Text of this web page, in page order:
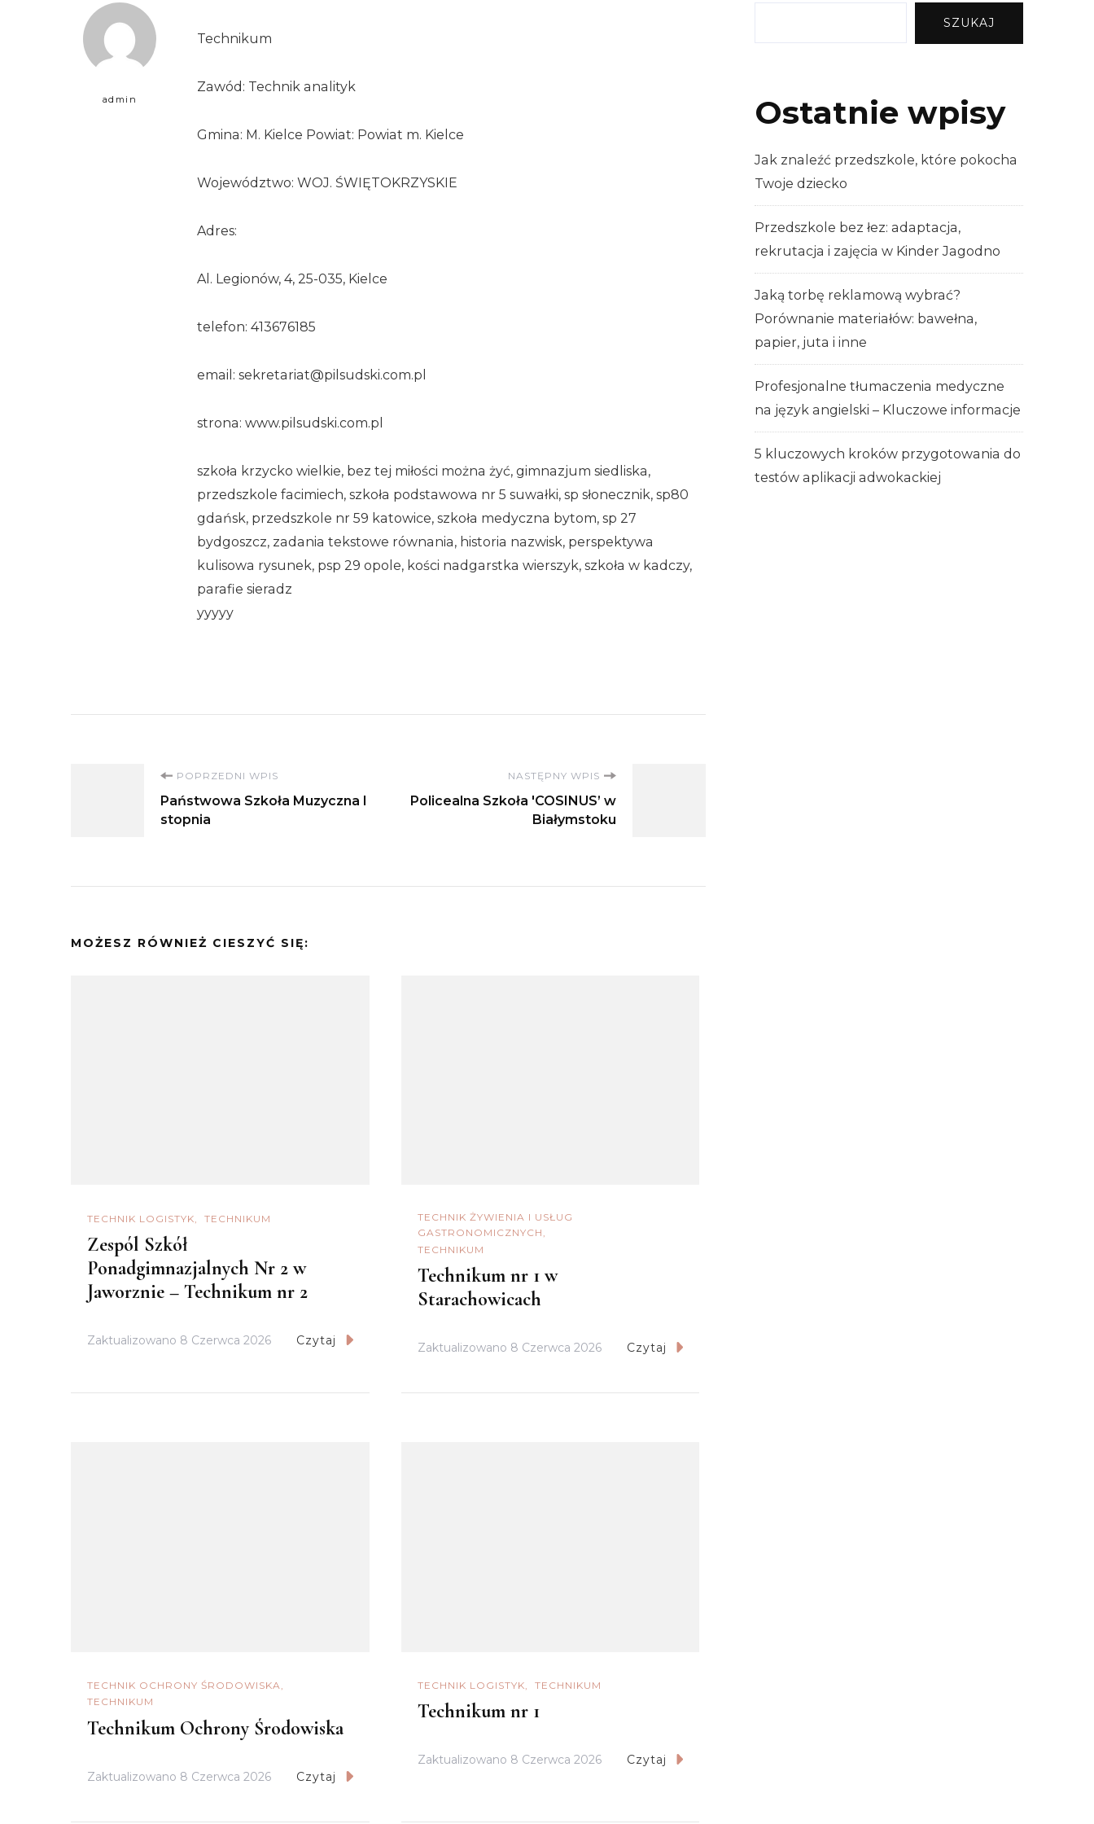
admin
Technikum
Zawód: Technik analityk
Gmina: M. Kielce Powiat: Powiat m. Kielce
Województwo: WOJ. ŚWIĘTOKRZYSKIE
Adres:
Al. Legionów, 4, 25-035, Kielce
telefon: 413676185
email: sekretariat@pilsudski.com.pl
strona: www.pilsudski.com.pl
szkoła krzycko wielkie, bez tej miłości można żyć, gimnazjum siedliska,
przedszkole facimiech, szkoła podstawowa nr 5 suwałki, sp słonecznik, sp80
gdańsk, przedszkole nr 59 katowice, szkoła medyczna bytom, sp 27
bydgoszcz, zadania tekstowe równania, historia nazwisk, perspektywa
kulisowa rysunek, psp 29 opole, kości nadgarstka wierszyk, szkoła w kadczy,
parafie sieradz
yyyyy
Nawigacja
wpisu
POPRZEDNI WPIS
Państwowa Szkoła Muzyczna I
stopnia
NASTĘPNY WPIS
Policealna Szkoła 'COSINUS’ w
Białymstoku
MOŻESZ RÓWNIEŻ CIESZYĆ SIĘ:
TECHNIK LOGISTYK TECHNIKUM
Zespól Szkół
Ponadgimnazjalnych Nr 2 w
Jaworznie – Technikum nr 2
Zaktualizowano 8 Czerwca 2026 Czytaj
TECHNIK ŻYWIENIA I USŁUG
GASTRONOMICZNYCH
TECHNIKUM
Technikum nr 1 w
Starachowicach
Zaktualizowano 8 Czerwca 2026 Czytaj
TECHNIK OCHRONY ŚRODOWISKA
TECHNIKUM
Technikum Ochrony Środowiska
Zaktualizowano 8 Czerwca 2026 Czytaj
TECHNIK LOGISTYK TECHNIKUM
Technikum nr 1
Zaktualizowano 8 Czerwca 2026 Czytaj
SZUKAJ
Ostatnie wpisy
Jak znaleźć przedszkole, które pokocha
Twoje dziecko
Przedszkole bez łez: adaptacja,
rekrutacja i zajęcia w Kinder Jagodno
Jaką torbę reklamową wybrać?
Porównanie materiałów: bawełna,
papier, juta i inne
Profesjonalne tłumaczenia medyczne
na język angielski – Kluczowe informacje
5 kluczowych kroków przygotowania do
testów aplikacji adwokackiej